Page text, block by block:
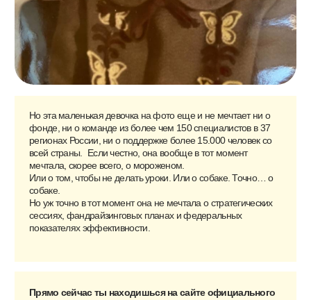
Конечно же, я честно должна признаться, что мне все
время хочется, чтобы было больше, быстрее и
эффективнее:
больше детей росли счастливыми;
быстрее закрывались все наши сборы и оказывалась
помощь тем, кому трудно;
эффективнее становилась работа специалистов и
наши инструменты помощи.
не в государственных учреждениях. Развивали поддержку
семьям и подросткам, обучали помогающих специалистов,
искали семью для тех, кто ее потерял,
и делали еще много-много добрых дел, о которых вы
(надеюсь) прочитаете ниже.
Благодарю каждого человека, который поддержал
нашу работу в 2025 году. Каждого донора. Каждого
волонтёра. Каждого партнёра. Каждого специалиста
нашей команды, который иногда делает невозможное и
заглянуть в будущее, думаю, она бы удивилась. А
потом, скорее всего, улыбнулась и убежала за своим